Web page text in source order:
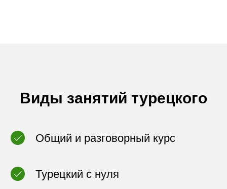
Виды занятий турецкого
Общий и разговорный курс
Турецкий с нуля